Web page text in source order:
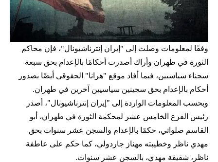
وفقًا لمعلومات وصلت إلى "إيران إنترناشيونال"، فإن محاكم
الثورة في طهران وأراك أصدرت أحكامًا بالإعدام بحق سبعة
سجناء سياسيين، فيما أفاد موقع "هرانا" الحقوقي أيضًا بصدور
أحكام بالإعدام بحق سجينين سياسيين آخرين في طهران.
وبحسب المعلومات الواردة إلى "إيران إنترناشيونال"، أصدر
رئيس الفرع الخامس عشر لمحكمة الثورة في طهران، أبو
القاسم صلواتي، حكمًا بالإعدام والسجن عشر سنوات بحق
مهدي ناظر وخطيبته مهناز جاردولي، كما حكم على عاطفة
ناظر، شقيقة مهدي، بالسجن عشر سنوات.